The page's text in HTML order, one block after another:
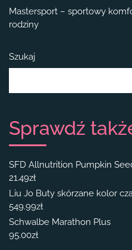
Mastersport – sportowy
rodziny
Szukaj
Sprawdź
SFD Allnutrition Pumpkin
21.49zł
Liu Jo Buty skórzane kolor
549.99zł
Schwalbe Marathon Plus
95.00zł